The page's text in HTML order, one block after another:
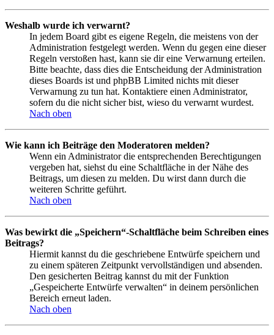
Weshalb wurde ich verwarnt?
In jedem Board gibt es eigene Regeln, die meistens von der
Administration festgelegt werden. Wenn du gegen eine dieser
Regeln verstoßen hast, kann sie dir eine Verwarnung erteilen.
Bitte beachte, dass dies die Entscheidung der Administration
dieses Boards ist und phpBB Limited nichts mit dieser
Verwarnung zu tun hat. Kontaktiere einen Administrator,
sofern du die nicht sicher bist, wieso du verwarnt wurdest.
Nach oben
Wie kann ich Beiträge den Moderatoren melden?
Wenn ein Administrator die entsprechenden Berechtigungen
vergeben hat, siehst du eine Schaltfläche in der Nähe des
Beitrags, um diesen zu melden. Du wirst dann durch die
weiteren Schritte geführt.
Nach oben
Was bewirkt die „Speichern“-Schaltfläche beim Schreiben eines
Beitrags?
Hiermit kannst du die geschriebene Entwürfe speichern und
zu einem späteren Zeitpunkt vervollständigen und absenden.
Den gesicherten Beitrag kannst du mit der Funktion
„Gespeicherte Entwürfe verwalten“ in deinem persönlichen
Bereich erneut laden.
Nach oben